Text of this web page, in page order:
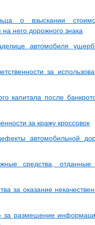
о взыскании
него дорожного знака
автомобиля
за
капитала после
за кражу кроссовок
автомобильной
средства,
за оказание
за размещение